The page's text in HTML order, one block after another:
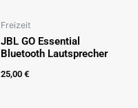
Freizeit
JBL GO Essential
Bluetooth Lautsprecher
25,00 €